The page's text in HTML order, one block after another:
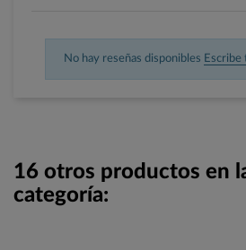
No hay reseñas disponibles Escribe
16 otros productos en
categoría: